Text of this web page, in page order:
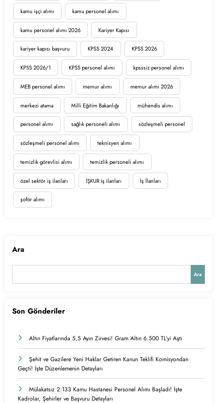
kamu işçi alımı kamu personel alımı
kamu personel alımı 2026 Kariyer Kapısı
kariyer kapısı başvuru KPSS 2024 KPSS 2026
KPSS 2026/1 KPSS personel alımı kpsssiz personel alımı
MEB personel alımı memur alımı memur alımı 2026
merkezi atama Milli Eğitim Bakanlığı mühendis alımı
personel alımı sağlık personeli alımı sözleşmeli personel
sözleşmeli personel alımı teknisyen alımı
temizlik görevlisi alımı temizlik personeli alımı
özel sektör iş ilanları İŞKUR iş ilanları İş İlanları
şoför alımı
Ara
Ara
Son Gönderiler
Altın Fiyatlarında 5,5 Ayın Zirvesi! Gram Altın 6.500 TL’yi Aştı
Şehit ve Gazilere Yeni Haklar Getiren Kanun Teklifi Komisyondan
Geçti! İşte Düzenlemenin Detayları
Mülakatsız 2.133 Kamu Hastanesi Personel Alımı Başladı! İşte
Kadrolar, Şehirler ve Başvuru Detayları